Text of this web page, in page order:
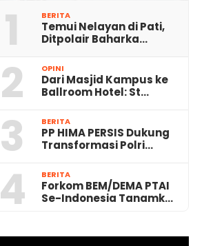
Prabowo
Tahun Baru 2026
1 BERITA
Temui Nelayan di Pati,
Ditpolair Baharka…
2 OPINI
Dari Masjid Kampus ke
Ballroom Hotel: St…
3 BERITA
PP HIMA PERSIS Dukung
Transformasi Polri…
4 BERITA
Forkom BEM/DEMA PTAI
Se-Indonesia Tanamk…